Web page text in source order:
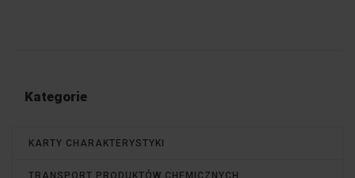
Kategorie
KARTY CHARAKTERYSTYKI
TRANSPORT PRODUKTÓW CHEMICZNYCH